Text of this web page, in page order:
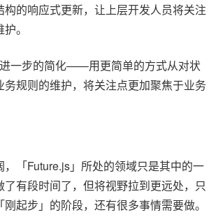
构的响应式更新，让上层开发人员将关注
。
一步的简化——用更简单的方式从对状
务规则的维护，将关注点更加聚焦于业务
「Future.js」所处的领域只是其中的一
有段时间了，但将视野拉到更远处，只
起步」的阶段，还有很多事情需要做。